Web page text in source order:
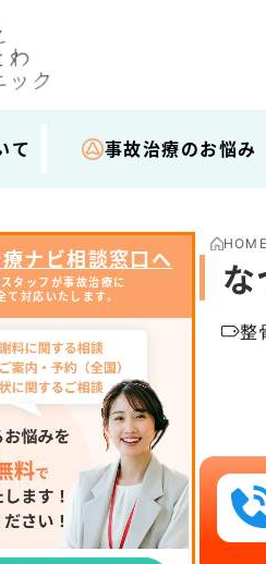
て 事故治療のお悩み
HOME
整
ナビ相談窓口へ
タッフが事故治療に
対応いたします。